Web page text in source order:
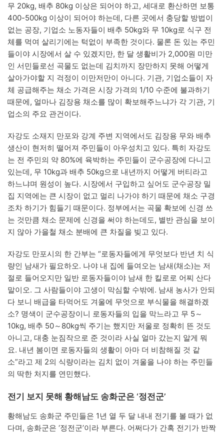
무 20kg, 배추 80kg 이상은 되어야 하고, 세대로 환산하면 보통
400-500kg 이상이 되어야 하는데, 다른 곳에서 충당할 방법이
없는 공장, 기업소 노동자들이 배추 50kg와 무 10kg로 식구 전
체를 먹여 살리기에는 턱없이 부족한 것이다. 물론 돈 있는 주민
들이야 시장에서 살 수 있겠지만, 한 달 생활비가 2,000원 미만
인 서민들로선 곡물도 없는데 김치까지 장만하지 못해 어떻게
살아가야할 지 걱정이 이만저만이 아니다. 기관, 기업소들이 자
체 공급해주는 채소 가격은 시장 가격의 1/10 수준에 불과하기
때문에, 얼마나 김장용 채소를 많이 확보해주느냐가 각 기관, 기
업소의 주요 관건이다.
자강도 소재지 만포와 강계 주변 지역에서도 김장용 무와 배추
생산이 현저히 떨어져 주민들이 아우성치고 있다. 특히 자강도
는 전 주민의 약 80%에 육박하는 주민들이 군수공장에 다니고
있는데, 무 10kg과 배추 50kg으로 내년까지 어떻게 버티라고
하느냐며 원성이 높다. 시장에서 구입하고 싶어도 군수공장 밀
집 지역에는 큰 시장이 없고 멀리 나가야 하기 때문에 채소 구경
조차 하기가 힘들기 때문이다. 정부에서는 곡물 확보에 신경 쓰
는 것만큼 채소 문제에 신경을 써야 하는데도, 별반 관심을 보이
지 않아 가을철 채소 분배에 큰 차질을 빚고 있다.
자강도 만포시의 한 간부는 “로동자들에게 무엇보다 반년 치 식
량인 남새가 필요하오. 나야 내 집에 들여오는 남새(채소)는 저
절로 들어오지만 일반 로동자들이야 남새 한 킬로로 어찌 산다
말이오. 그 사람들이야 고생이 막심할 수밖에. 남새 농사가 안되
다 보니 배급을 타먹어도 겨울에 무엇으로 부식물을 해결하겠
소? 명색이 군수공장이니 로동자들의 입을 막느라고 무 5～
10kg, 배추 50～80kg씩 주기는 했지만 저울로 정확히 뜬 것도
아니고, 대충 눈짐작으로 준 것이라 사실 얼마 갔는지 알게 뭐
요. 내년 봄이면 로동자들의 생활이 아마 더 비참해질 것 같
소”라고 제 2의 식량이라는 김치 없이 겨울을 나야 하는 주민들
의 딱한 처지를 연민했다.
전기 보지 못해 황해남도 송화군은 ‘정전군’
황해남도 송화군 주민들은 1년 열 두 달 내내 전기를 볼 때가 없
다며, 송화군은 ‘정전군’이라 부른다. 어쩌다가 간혹 전기가 반짝